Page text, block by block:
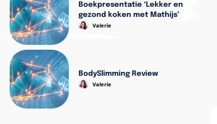
Boekpresentatie ‘Lekker en
gezond koken met Mathijs’
Valerie
BodySlimming Review
Valerie